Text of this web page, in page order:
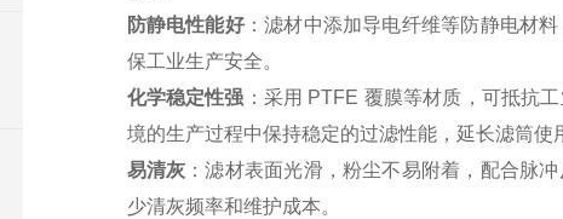
防静电性能好：滤材中添加导电纤维等防静电材
保工业生产安全。
化学稳定性强 ：采用 PTFE 覆膜等材质，可抵抗
境的生产过程中保持稳定的过滤性能，延长滤筒使
易清灰 ：滤材表面光滑，粉尘不易附着，配合脉
少清灰频率和维护成本。